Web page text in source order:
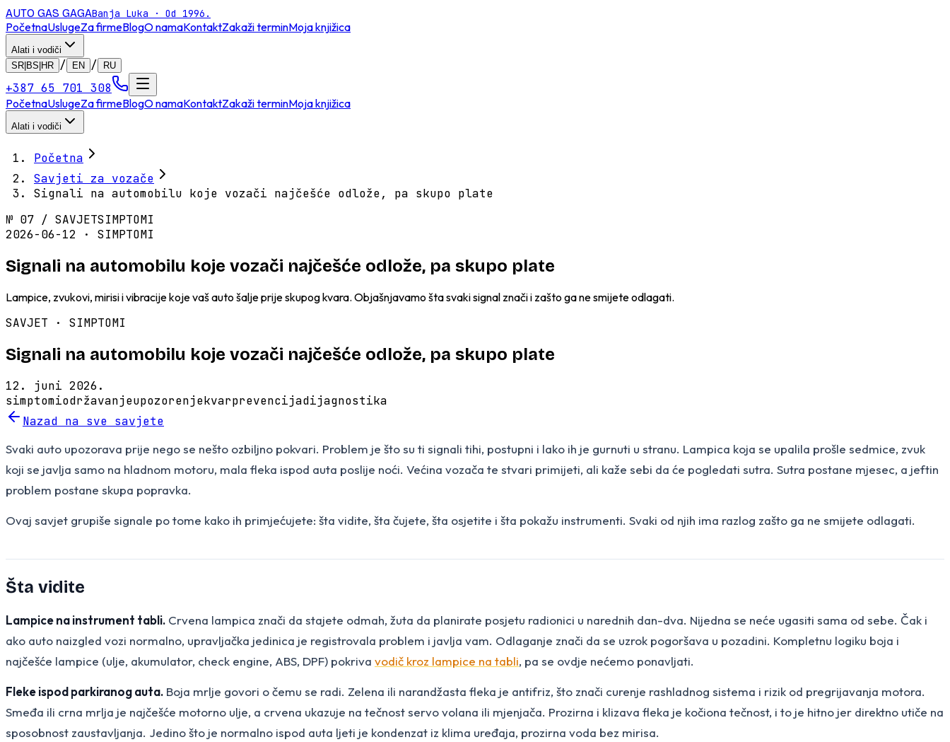
AUTO GAS GAGABanja Luka · Od 1996.
PočetnaUslugeZa firmeBlogO namaKontaktZakaži terminMoja knjižica
Alati i vodiči
SR|BS|HR
/ EN / RU
+387 65 701 308
PočetnaUslugeZa firmeBlogO namaKontaktZakaži terminMoja knjižica
Alati i vodiči
Početna
Savjeti za vozače
Signali na automobilu koje vozači najčešće odlože, pa skupo plate
№ 07 / SAVJETSIMPTOMI
2026-06-12 · SIMPTOMI
Signali na automobilu koje vozači najčešće odlože, pa skupo plate
Lampice, zvukovi, mirisi i vibracije koje vaš auto šalje prije skupog kvara. Objašnjavamo šta svaki signal znači i zašto ga ne smijete odlagati.
SAVJET · SIMPTOMI
Signali na automobilu koje vozači najčešće odlože, pa skupo plate
12. juni 2026.
simptomiodržavanjeupozorenjekvarprevencijadijagnostika
Nazad na sve savjete
Svaki auto upozorava prije nego se nešto ozbiljno pokvari. Problem je što su ti signali tihi, postupni i lako ih je gurnuti u stranu. Lampica koja se upalila prošle sedmice, zvuk
koji se javlja samo na hladnom motoru, mala fleka ispod auta poslije noći. Većina vozača te stvari primijeti, ali kaže sebi da će pogledati sutra. Sutra postane mjesec, a jeftin
problem postane skupa popravka.
Ovaj savjet grupiše signale po tome kako ih primjećujete: šta vidite, šta čujete, šta osjetite i šta pokažu instrumenti. Svaki od njih ima razlog zašto ga ne smijete odlagati.
Šta vidite
Lampice na instrument tabli. Crvena lampica znači da stajete odmah, žuta da planirate posjetu radionici u narednih dan-dva. Nijedna se neće ugasiti sama od sebe. Čak i
ako auto naizgled vozi normalno, upravljačka jedinica je registrovala problem i javlja vam. Odlaganje znači da se uzrok pogoršava u pozadini. Kompletnu logiku boja i
najčešće lampice (ulje, akumulator, check engine, ABS, DPF) pokriva vodič kroz lampice na tabli, pa se ovdje nećemo ponavljati.
Fleke ispod parkiranog auta. Boja mrlje govori o čemu se radi. Zelena ili narandžasta fleka je antifriz, što znači curenje rashladnog sistema i rizik od pregrijavanja motora.
Smeđa ili crna mrlja je najčešće motorno ulje, a crvena ukazuje na tečnost servo volana ili mjenjača. Prozirna i klizava fleka je kočiona tečnost, i to je hitno jer direktno utiče na
sposobnost zaustavljanja. Jedino što je normalno ispod auta ljeti je kondenzat iz klima uređaja, prozirna voda bez mirisa.